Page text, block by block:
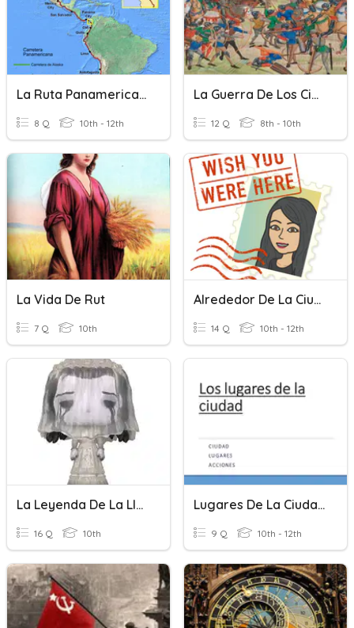
La Ruta Panamericana
8 Q 10th - 12th
La Guerra De Los Cien Años
12 Q 8th - 10th
La Vida De Rut
7 Q 10th
Alrededor De La Ciudad
14 Q 10th - 12th
La Leyenda De La Llorona
16 Q 10th
Lugares De La Ciudad
9 Q 10th - 12th